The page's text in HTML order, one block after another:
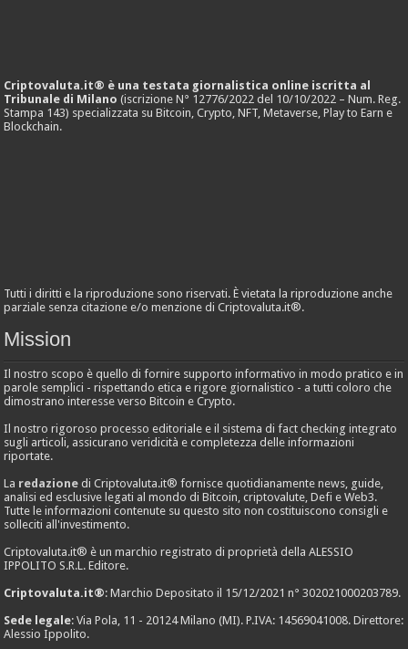
Criptovaluta.it® è una testata giornalistica online iscritta al
Tribunale di Milano (iscrizione N° 12776/2022 del 10/10/2022 – Num. Reg.
Stampa 143) specializzata su Bitcoin, Crypto, NFT, Metaverse, Play to Earn e
Blockchain.
Tutti i diritti e la riproduzione sono riservati. È vietata la riproduzione anche
parziale senza citazione e/o menzione di Criptovaluta.it®.
Mission
Il nostro scopo è quello di fornire supporto informativo in modo pratico e in
parole semplici - rispettando etica e rigore giornalistico - a tutti coloro che
dimostrano interesse verso Bitcoin e Crypto.
Il nostro rigoroso processo editoriale e il sistema di fact checking integrato
sugli articoli, assicurano veridicità e completezza delle informazioni
riportate.
La redazione di Criptovaluta.it® fornisce quotidianamente news, guide,
analisi ed esclusive legati al mondo di Bitcoin, criptovalute, Defi e Web3.
Tutte le informazioni contenute su questo sito non costituiscono consigli e
solleciti all'investimento.
Criptovaluta.it® è un marchio registrato di proprietà della ALESSIO
IPPOLITO S.R.L. Editore.
Criptovaluta.it®: Marchio Depositato il 15/12/2021 n° 302021000203789.
Sede legale: Via Pola, 11 - 20124 Milano (MI). P.IVA: 14569041008. Direttore:
Alessio Ippolito.